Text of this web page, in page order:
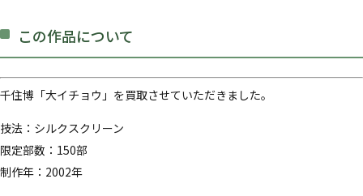
この作品について
千住博「大イチョウ」を買取させていただきました。
技法：シルクスクリーン
限定部数：150部
制作年：2002年